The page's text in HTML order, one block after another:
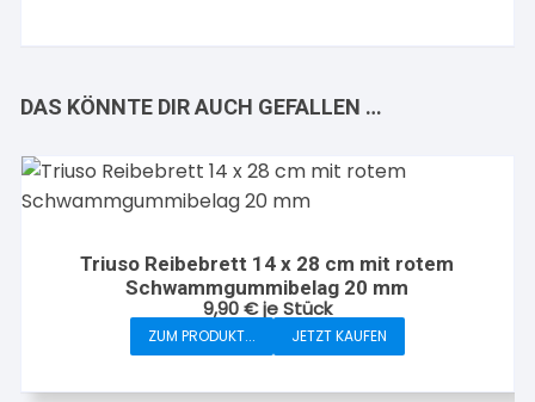
DAS KÖNNTE DIR AUCH GEFALLEN …
Triuso Reibebrett 14 x 28 cm mit rotem
Schwammgummibelag 20 mm
9,90€je Stück
ZUM PRODUKT... JETZT KAUFEN